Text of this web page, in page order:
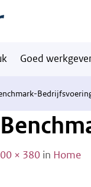
Goed
× 380 in Home